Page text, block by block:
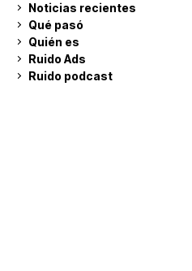
Noticias recientes
Qué pasó
Quién es
Ruido Ads
Ruido podcast